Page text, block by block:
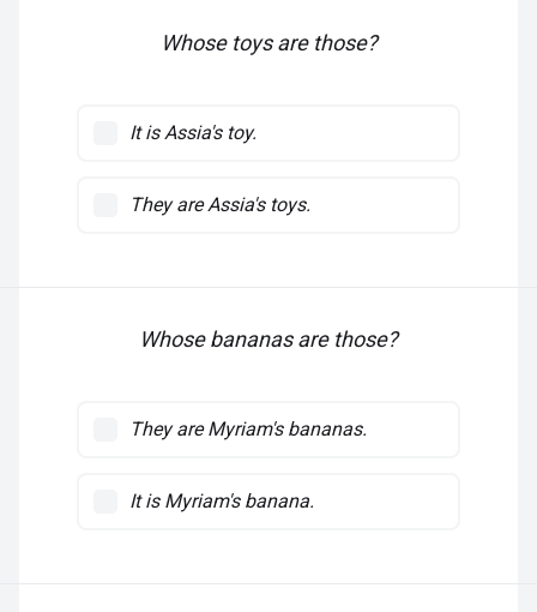
Whose toys are those?
It is Assia's toy.
They are Assia's toys.
Whose bananas are those?
They are Myriam's bananas.
It is Myriam's banana.